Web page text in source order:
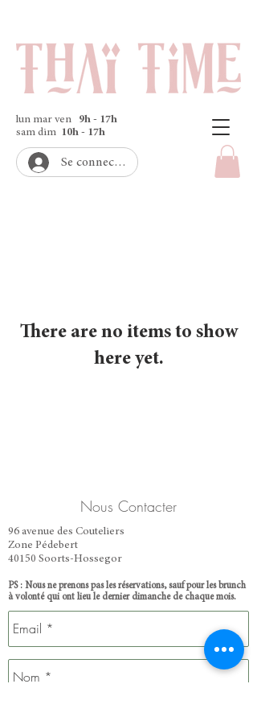
Se connecter
lun mar ven 9h - 17h
sam dim 10h - 17h
There are no items to show
here yet.
Nous Contacter
96 avenue des Couteliers
Zone Pédebert
40150 Soorts-Hossegor
​PS : Nous ne prenons pas les réservations, sauf pour les brunch
à volonté qui ont lieu le dernier dimanche de chaque mois.